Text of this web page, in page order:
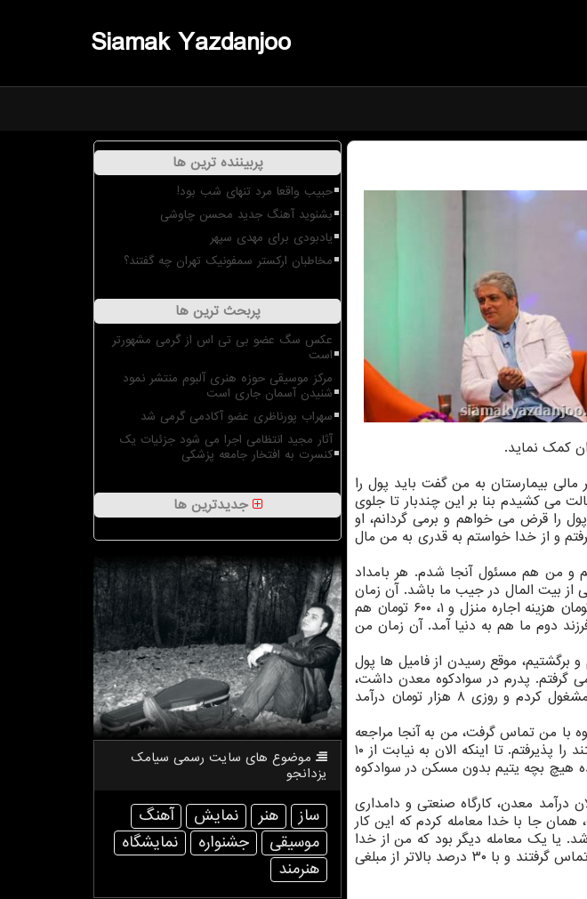
Siamak Yazdanjoo
کمک نماید.
بیمارستان به من گفت باید پول را
می کشیدم بنا بر این چندبار تا جلوی
را قرض می خواهم و برمی گردانم، او
و از خدا خواستم به قدری به من مال
و من هم مسئول آنجا شدم. هر بامداد
از بیت المال در جیب ما باشد. آن زمان
من ۵ هزار و ۶۰۰ تومان حقوق می گرفتم، بعد برای ادامه تحصیل به مشهد رفتم که ۴ هزار تومان هزینه اجاره منزل و ۱، ۶۰۰ تومان هم
دوم ما هم به دنیا آمد. آن زمان من
۱۵۰ تومان پول داشتیم، کامیون ۱، ۴۰۰ تومان گرفتیم و برگشتیم، موقع رسیدن از فامیل ها پول
من ماهانه از سپاه ۹ هزار تومان حقوق می گرفتم. پدرم در سوادکوه معدن داشت،
رفتم و خواهش کردم که آنجا کار کنم، اولش موافق کارگری من نبود اما بالاخره خودم را مشغول کردم و روزی ۸ هزار تومان درآمد
با من تماس گرفت، من به آنجا مراجعه
و با حقوق ماهی ۹ هزار تومان سرپرستی ۴۰ بچه یتیم که در ماه ۴۰۰ هزار تومان هزینه داشتند را پذیرفتم. تا اینکه الان به نیابت از ۱۰
باشید در سال آینده هیچ بچه یتیم بدون مسکن در سوادکوه
درآمد معدن، کارگاه صنعتی و دامداری
است، همان جا با خدا معامله کردم که این کار
یا یک معامله دیگر بود که من از خدا
خواستم مبلغش آن چیز که برایم مهم بود باشد و گفتم خدایا مرا نبین یتیمان را ببین، آنها تماس گرفتند و با ۳۰ درصد بالاتر از مبلغی
پربیننده ترین ها
حبیب واقعا مرد تنهای شب بود!
بشنوید آهنگ جدید محسن چاوشی
یادبودی برای مهدی سپهر
مخاطبان ارکستر سمفونیک تهران چه گفتند؟
پربحث ترین ها
عکس سگ عضو بی تی اس از گرمی مشهورتر
است
مرکز موسیقی حوزه هنری آلبوم منتشر نمود
شنیدن آسمان جاری است
سهراب پورناظری عضو آکادمی گرمی شد
آثار مجید انتظامی اجرا می شود جزئیات یک
کنسرت به افتخار جامعه پزشکی
جدیدترین ها
موضوع های سایت رسمی سیامك
یزدانجو
ساز هنر نمایش
آهنگ
موسیقی
جشنواره
نمایشگاه
هنرمند